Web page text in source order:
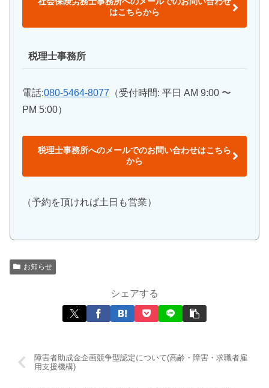
はこちらから
税理士事務所
電話:080-5464-8077 （受付時間: 平日 AM 9:00 〜
PM 5:00）
税理士事務所へのメールでのお問い合わせはこちら
から
（予約を頂ければ土日も営業）
お知らせ
シェアする
障害者助成金企画競争型認定について(高齢・障害・求職者雇
用支援機構)